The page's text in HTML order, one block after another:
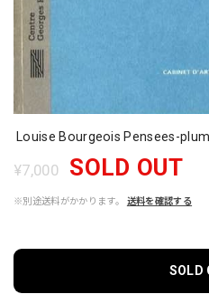
Louise Bourgeois Pensees-
¥7,000 SOLD OUT
※別途送料がかかります。 送料を確認する
SOLD